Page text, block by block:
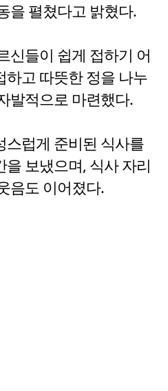
을 펼쳤다고 밝혔다.
신들이 쉽게 접하기 어
하고 따뜻한 정을 나누
발적으로 마련했다.
스럽게 준비된 식사를
보냈으며, 식사 자리
음도 이어졌다.